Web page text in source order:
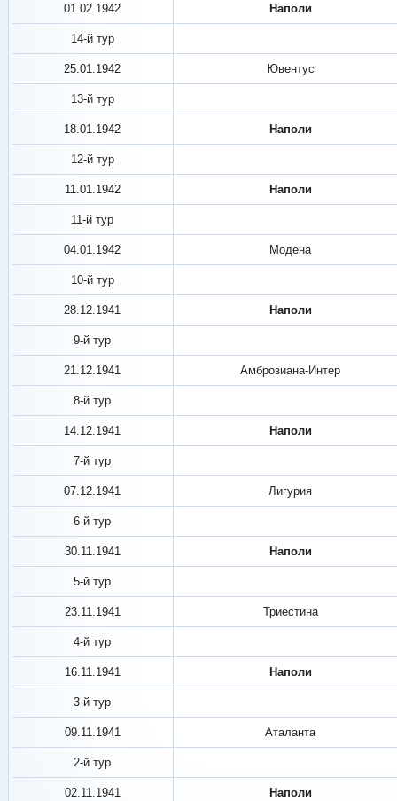
01.02.1942 Наполи
14-й тур
25.01.1942 Ювентус
13-й тур
18.01.1942 Наполи
12-й тур
11.01.1942 Наполи
11-й тур
04.01.1942 Модена
10-й тур
28.12.1941 Наполи
9-й тур
21.12.1941 Амброзиана-Интер
8-й тур
14.12.1941 Наполи
7-й тур
07.12.1941 Лигурия
6-й тур
30.11.1941 Наполи
5-й тур
23.11.1941 Триестина
4-й тур
16.11.1941 Наполи
3-й тур
09.11.1941 Аталанта
2-й тур
02.11.1941 Наполи